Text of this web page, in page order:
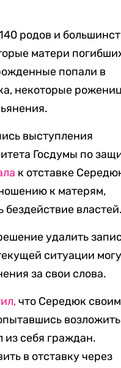
родов и
матери
попали в
некоторые
выступления
Госдумы по
к отставке
к матерям,
властей.
удалить
ситуации
за свои слова.
что Середюк своим
возложить
из себя граждан.
в отставку через